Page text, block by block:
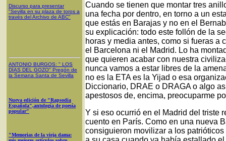
Discurso para presentar
"Sevilla en su plaza de toros a
través del Archivo de ABC"
ANTONIO BURGOS: " LOS
DÍAS DEL GOZO" Pregón de
la Semana Santa de Sevilla
Nueva edición de "Rapsodia
Española",antología de poesía
popular"
"Memorias de la vieja dama:
Cuando se tienen que montar tres
una fecha por dentro, en torno a un
que estás en Barajas y no en el
su explicación: todo este follón de la
horas y media antes, como si fueras a
el Barcelona ni el Madrid. Lo ha
que quieren acabar con nuestra
nunca vamos a estar libres de la
no es la ETA es la Yijad o esa
Diccionario, DRAE o DRAGA o algo
apestosos de, encima, preocuparme
Y si eso ocurrió en el Madrid del triste
cuento en París. Como en una nueva
consiguieron movilizar a los